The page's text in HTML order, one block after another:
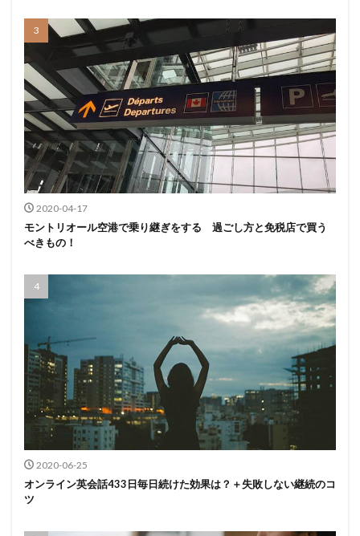
2020-04-17
モントリオール空港で乗り継ぎをする 過ごし方と免税店で買う
べきもの！
2020-06-25
オンライン英会話433日毎日続けた効果は？＋失敗しない継続のコ
ツ